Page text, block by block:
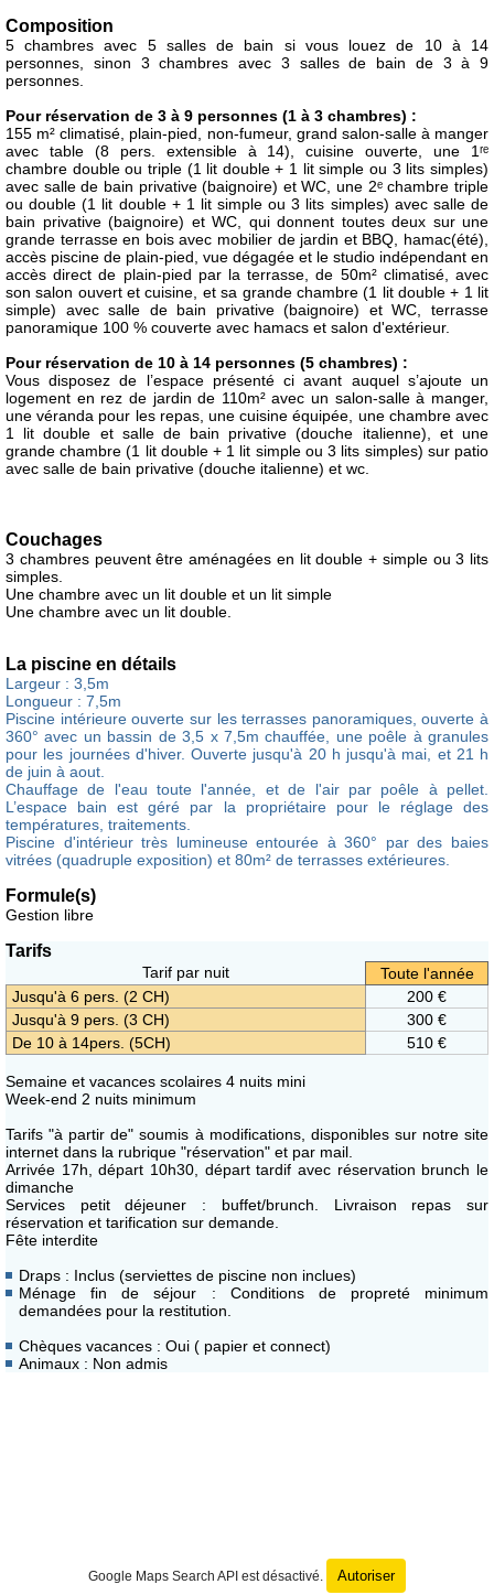
Composition
5 chambres avec 5 salles de bain si vous louez de 10 à 14
personnes, sinon 3 chambres avec 3 salles de bain de 3 à 9
personnes.
Pour réservation de 3 à 9 personnes (1 à 3 chambres) :
155 m² climatisé, plain-pied, non-fumeur, grand salon-salle à manger
avec table (8 pers. extensible à 14), cuisine ouverte, une 1ʳᵉ
chambre double ou triple (1 lit double + 1 lit simple ou 3 lits simples)
avec salle de bain privative (baignoire) et WC, une 2ᵉ chambre triple
ou double (1 lit double + 1 lit simple ou 3 lits simples) avec salle de
bain privative (baignoire) et WC, qui donnent toutes deux sur une
grande terrasse en bois avec mobilier de jardin et BBQ, hamac(été),
accès piscine de plain-pied, vue dégagée et le studio indépendant en
accès direct de plain-pied par la terrasse, de 50m² climatisé, avec
son salon ouvert et cuisine, et sa grande chambre (1 lit double + 1 lit
simple) avec salle de bain privative (baignoire) et WC, terrasse
panoramique 100 % couverte avec hamacs et salon d'extérieur.
Pour réservation de 10 à 14 personnes (5 chambres) :
Vous disposez de l’espace présenté ci avant auquel s’ajoute un
logement en rez de jardin de 110m² avec un salon-salle à manger,
une véranda pour les repas, une cuisine équipée, une chambre avec
1 lit double et salle de bain privative (douche italienne), et une
grande chambre (1 lit double + 1 lit simple ou 3 lits simples) sur patio
avec salle de bain privative (douche italienne) et wc.
Couchages
3 chambres peuvent être aménagées en lit double + simple ou 3 lits
simples.
Une chambre avec un lit double et un lit simple
Une chambre avec un lit double.
La piscine en détails
Largeur : 3,5m
Longueur : 7,5m
Piscine intérieure ouverte sur les terrasses panoramiques, ouverte à
360° avec un bassin de 3,5 x 7,5m chauffée, une poêle à granules
pour les journées d'hiver. Ouverte jusqu'à 20 h jusqu'à mai, et 21 h
de juin à aout.
Chauffage de l'eau toute l'année, et de l'air par poêle à pellet.
L’espace bain est géré par la propriétaire pour le réglage des
températures, traitements.
Piscine d'intérieur très lumineuse entourée à 360° par des baies
vitrées (quadruple exposition) et 80m² de terrasses extérieures.
Formule(s)
Gestion libre
Tarifs
Tarif par nuit
Toute l'année
Jusqu'à 6 pers. (2 CH)
200 €
Jusqu'à 9 pers. (3 CH)
300 €
De 10 à 14pers. (5CH)
510 €
Semaine et vacances scolaires 4 nuits mini
Week-end 2 nuits minimum
Tarifs "à partir de" soumis à modifications, disponibles sur notre site
internet dans la rubrique "réservation" et par mail.
Arrivée 17h, départ 10h30, départ tardif avec réservation brunch le
dimanche
Services petit déjeuner : buffet/brunch. Livraison repas sur
réservation et tarification sur demande.
Fête interdite
Draps : Inclus (serviettes de piscine non inclues)
Ménage fin de séjour : Conditions de propreté minimum
demandées pour la restitution.
Chèques vacances : Oui ( papier et connect)
Animaux : Non admis
Google Maps Search API est désactivé. Autoriser